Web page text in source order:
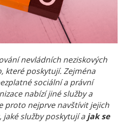
nevládních neziskových
které poskytují. Zejména
sociální a právní
nabízí jiné služby a
proto nejprve navštívit jejich
služby poskytují a jak se